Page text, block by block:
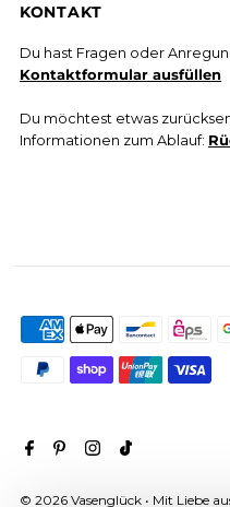
KONTAKT
Du hast Fragen oder
Kontaktformular ausfüllen
Du möchtest etwas
Informationen zum Ablauf:
© 2026 Vasenglück • Mit Liebe